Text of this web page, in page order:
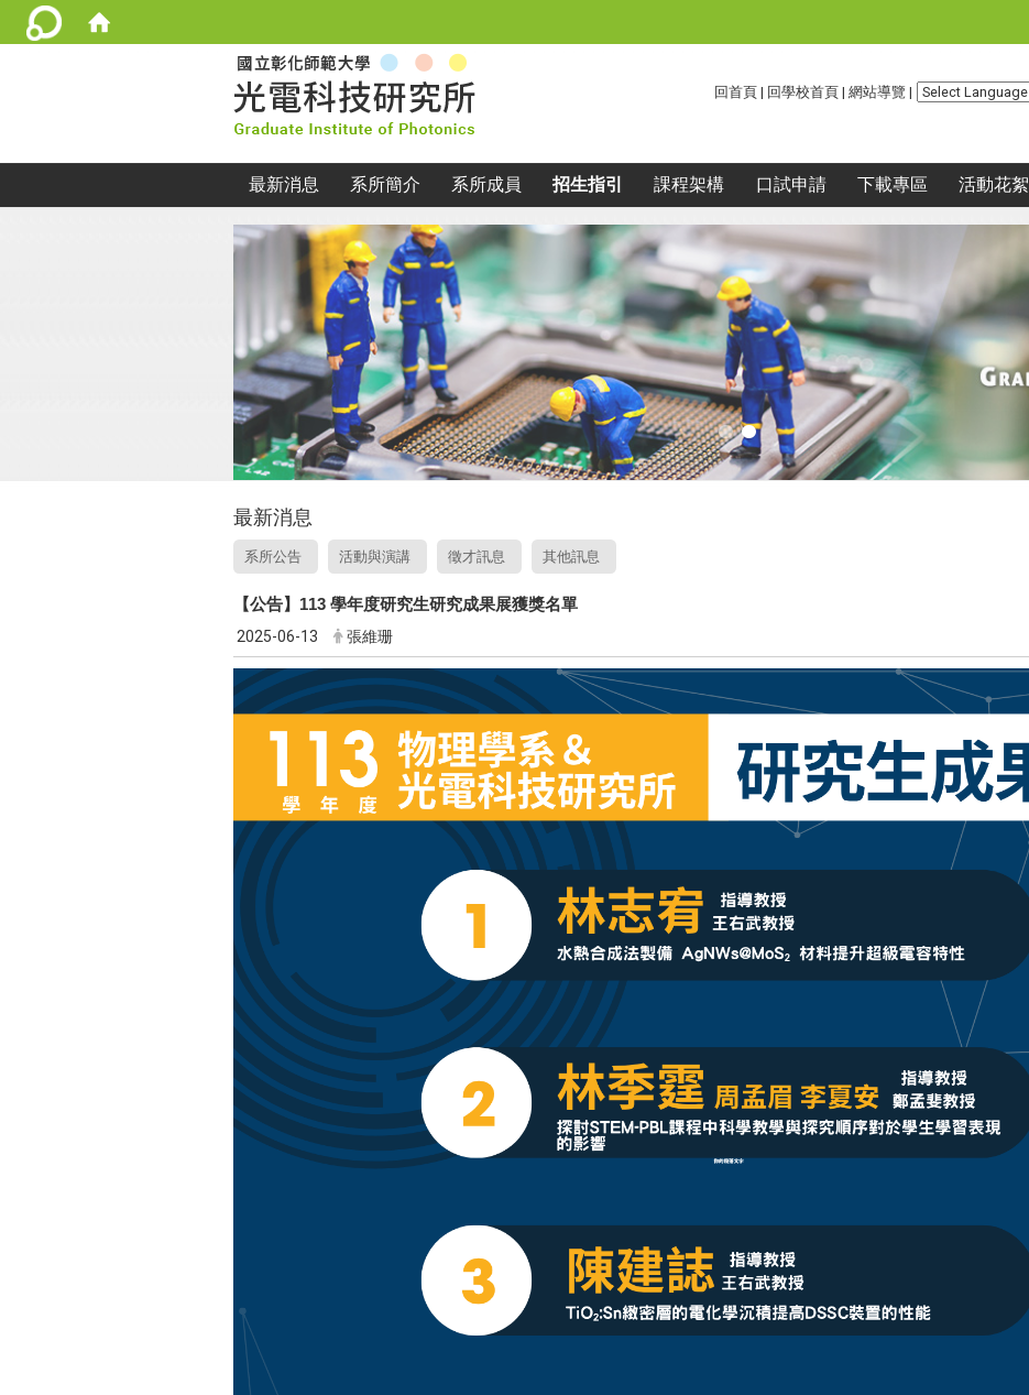
回首頁 | 回學校首頁 | 網站導覽 |
:::
最新消息 系所簡介 系所成員 招生指引 課程架構 口試申請 下載專區 活動花絮
最新消息
系所公告 活動與演講 徵才訊息 其他訊息
【公告】113 學年度研究生研究成果展獲獎名單
2025-06-13 張維珊